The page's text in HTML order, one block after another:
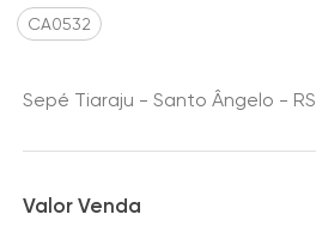
CA0532
Sepé Tiaraju - Santo Ângelo - RS
Valor Venda